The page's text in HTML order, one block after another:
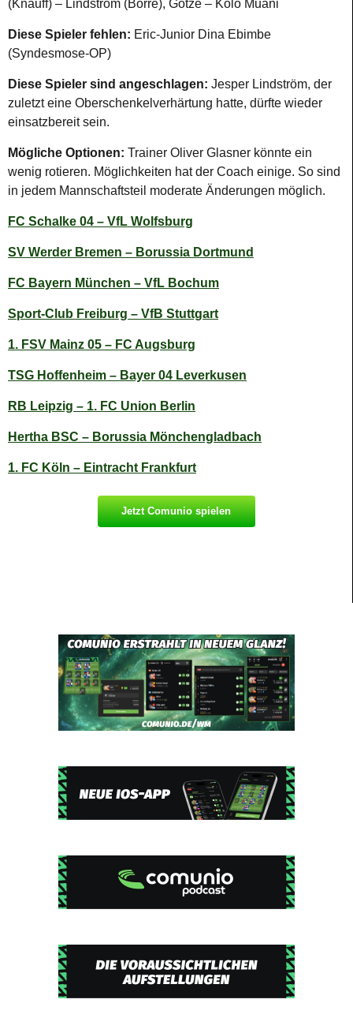
(Knauff) – Lindström (Borre), Götze – Kolo Muani
Diese Spieler fehlen: Eric-Junior Dina Ebimbe
(Syndesmose-OP)
Diese Spieler sind angeschlagen: Jesper Lindström, der
zuletzt eine Oberschenkelverhärtung hatte, dürfte wieder
einsatzbereit sein.
Mögliche Optionen: Trainer Oliver Glasner könnte ein
wenig rotieren. Möglichkeiten hat der Coach einige. So sind
in jedem Mannschaftsteil moderate Änderungen möglich.
FC Schalke 04 – VfL Wolfsburg
SV Werder Bremen – Borussia Dortmund
FC Bayern München – VfL Bochum
Sport-Club Freiburg – VfB Stuttgart
1. FSV Mainz 05 – FC Augsburg
TSG Hoffenheim – Bayer 04 Leverkusen
RB Leipzig – 1. FC Union Berlin
Hertha BSC – Borussia Mönchengladbach
1. FC Köln – Eintracht Frankfurt
Jetzt Comunio spielen